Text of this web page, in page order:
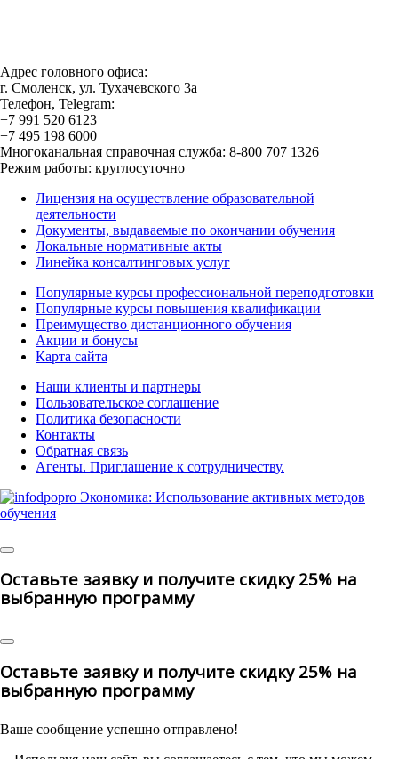
Адрес головного офиса:
г. Смоленск, ул. Тухачевского 3а
Телефон, Telegram:
+7 991 520 6123
+7 495 198 6000
Многоканальная справочная служба: 8-800 707 1326
Режим работы: круглосуточно
Лицензия на осуществление образовательной
деятельности
Документы, выдаваемые по окончании обучения
Локальные нормативные акты
Линейка консалтинговых услуг
Популярные курсы профессиональной переподготовки
Популярные курсы повышения квалификации
Преимущество дистанционного обучения
Акции и бонусы
Карта сайта
Наши клиенты и партнеры
Пользовательское соглашение
Политика безопасности
Контакты
Обратная связь
Агенты. Приглашение к сотрудничеству.
Оставьте заявку и получите скидку 25% на
выбранную программу
Оставьте заявку и получите скидку 25% на
выбранную программу
Ваше сообщение успешно отправлено!